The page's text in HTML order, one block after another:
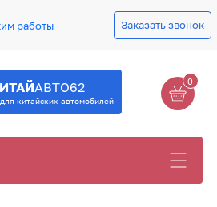
работы Заказать звонок
АВТО62
китайских автомобилей
0